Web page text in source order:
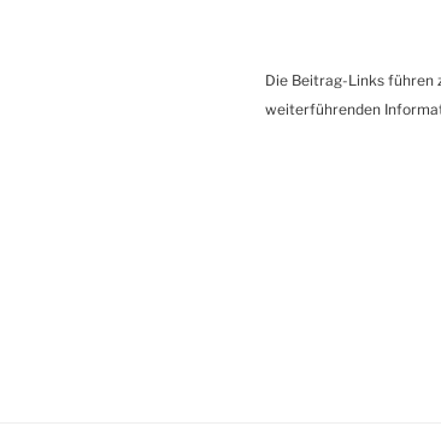
Die Beitrag-Links führen
weiterführenden